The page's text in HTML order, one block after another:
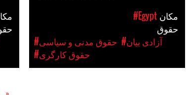
#Egypt
#حقوق مدنی و سیاسی
#آزادی بیان
#حقوق کارگری